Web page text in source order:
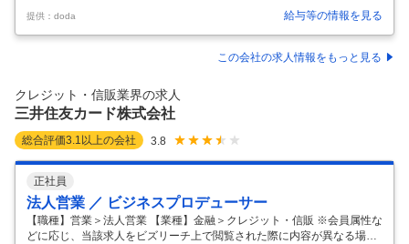
部門 【仕事内容】 【四ツ谷/転勤無】データサイエンティスト（センタ
ー・オブ・エクセレンス）◆全社データ利活用の中核部門 【具体的な仕
事内容】 【AIの力でビジネスを変革/機械学習・データ分析の経験を活か
し、最先端技術を実務レベルで展開/技術力・企画力・提案力を磨ける環
用し、収益拡大や業務課題の解決を支援する全社横断型のCoE（Center
of Excellence）部門です。業務プロセスの改善
提供：doda 給与等の情報を見る
この会社の求人情報をもっと見る
クレジット・信販業界の求人
三井住友カード株式会社
総合評価3.1 以上の会社 3.8
正社員
法人営業 ／ ビジネスプロデューサー
【職種】営業＞法人営業 【業種】金融＞クレジット・信販 ※会員属性な
どに応じ、当該求人をビズリーチ上で閲覧された際に内容が異なる場合